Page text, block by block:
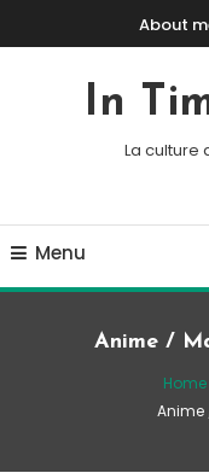
Skip To ContentAbout
In
La culture
Menu
Anime /
Home
Anime